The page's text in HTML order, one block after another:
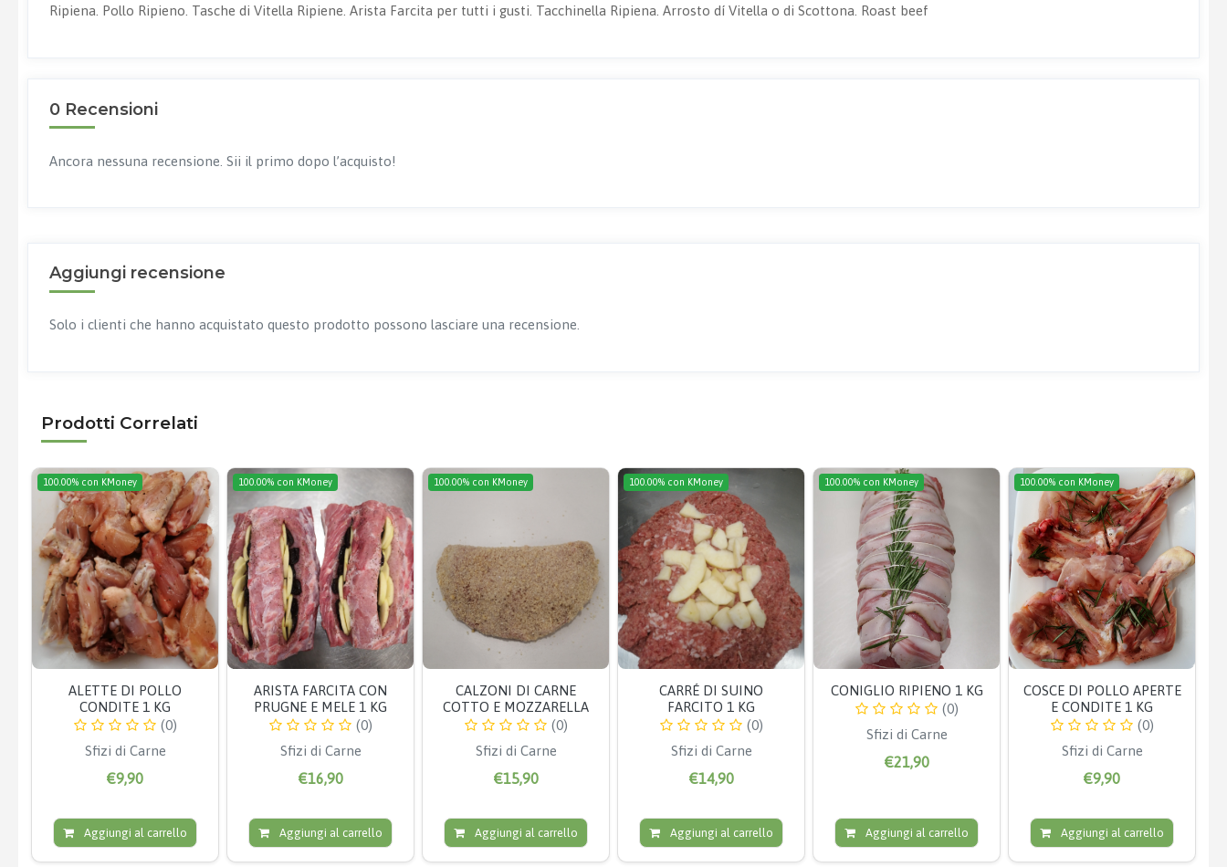
Ripiena. Pollo Ripieno. Tasche di Vitella Ripiene. Arista Farcita per tutti i gusti. Tacchinella Ripiena. Arrosto dí Vitella o di Scottona. Roast beef
0 Recensioni
Ancora nessuna recensione. Sii il primo dopo l’acquisto!
Aggiungi recensione
Solo i clienti che hanno acquistato questo prodotto possono lasciare una recensione.
Prodotti Correlati
100.00% con KMoney
ALETTE DI POLLO
CONDITE 1 KG
(0)
Sfizi di Carne
€9,90
Aggiungi al carrello
100.00% con KMoney
ARISTA FARCITA CON
PRUGNE E MELE 1 KG
(0)
Sfizi di Carne
€16,90
Aggiungi al carrello
100.00% con KMoney
CALZONI DI CARNE
COTTO E MOZZARELLA
(0)
Sfizi di Carne
€15,90
Aggiungi al carrello
100.00% con KMoney
CARRÉ DI SUINO
FARCITO 1 KG
(0)
Sfizi di Carne
€14,90
Aggiungi al carrello
100.00% con KMoney
CONIGLIO RIPIENO 1 KG
(0)
Sfizi di Carne
€21,90
Aggiungi al carrello
100.00% con KMoney
COSCE DI POLLO APERTE
E CONDITE 1 KG
(0)
Sfizi di Carne
€9,90
Aggiungi al carrello